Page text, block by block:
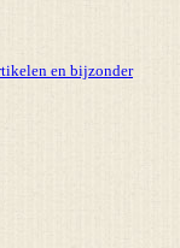
en bijzonder